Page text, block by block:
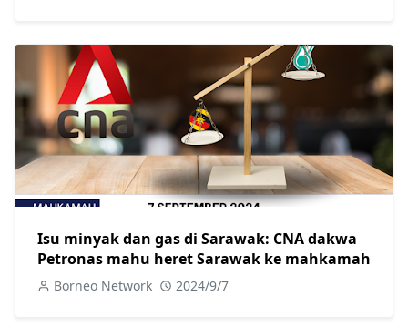
Isu minyak dan gas di Sarawak: CNA dakwa
Petronas mahu heret Sarawak ke mahkamah
Borneo Network 2024/9/7